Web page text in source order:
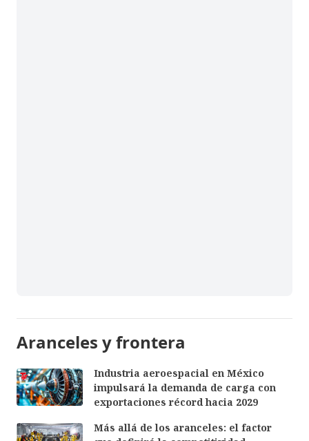
Aranceles y frontera
Industria aeroespacial en México
impulsará la demanda de carga con
exportaciones récord hacia 2029
Más allá de los aranceles: el factor